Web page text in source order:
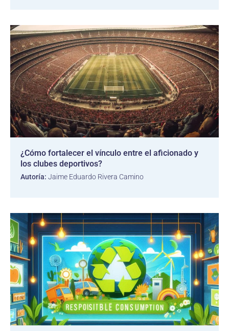
¿Cómo fortalecer el vínculo entre el aficionado y
los clubes deportivos?
Autoría: Jaime Eduardo Rivera Camino